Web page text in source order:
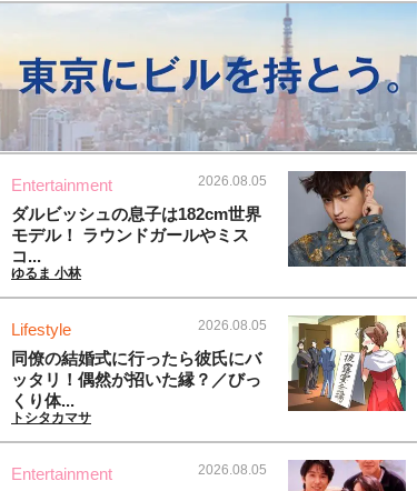
Entertainment 2026.08.05
ダルビッシュの息子は182cm世界
モデル！ ラウンドガールやミス
コ...
ゆるま 小林
Lifestyle 2026.08.05
同僚の結婚式に行ったら彼氏にバ
ッタリ！偶然が招いた縁？／びっ
くり体...
トシタカマサ
Entertainment 2026.08.05